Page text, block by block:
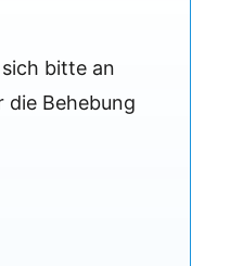
bitte an
die Behebung